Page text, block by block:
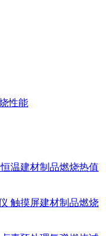
性能
恒温建材制品燃烧热值
触摸屏建材制品燃烧